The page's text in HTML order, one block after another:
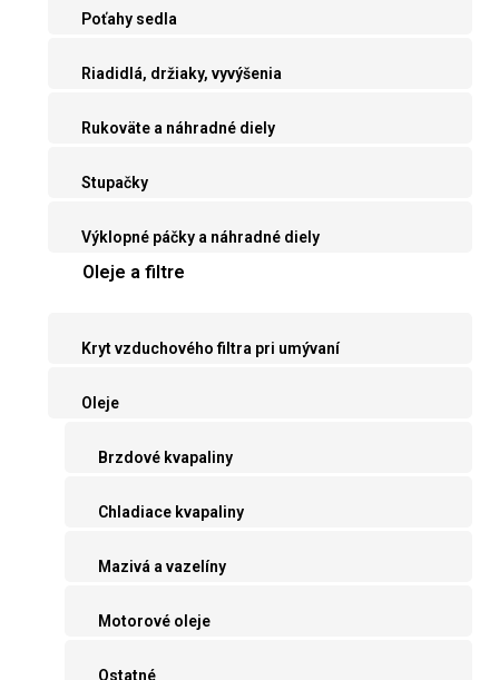
Poťahy sedla
Riadidlá, držiaky, vyvýšenia
Rukoväte a náhradné diely
Stupačky
Výklopné páčky a náhradné diely
Oleje a filtre
Kryt vzduchového filtra pri umývaní
Oleje
Brzdové kvapaliny
Chladiace kvapaliny
Mazivá a vazelíny
Motorové oleje
Ostatné